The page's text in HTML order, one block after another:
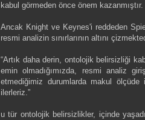
kabul görmeden önce önem kazanmıştır.
Ancak Knight ve Keynes'i reddeden
resmi analizin sınırlarının altını
“Artık daha derin, ontolojik belirsizliği
emin olmadığımızda, resmi analiz
etmediğimiz durumlarda makul
ilerleriz.”
u tür ontolojik belirsizlikler, içinde